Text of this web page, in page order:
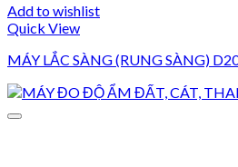
Add to wishlist
Quick View
MÁY LẮC SÀNG (RUNG SÀNG)